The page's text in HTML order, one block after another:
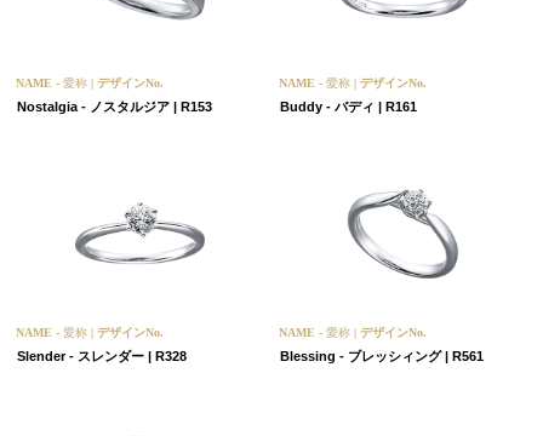
NAME -愛称 | デザインNo.
Nostalgia - ノスタルジア | R153
NAME -愛称 | デザインNo.
Buddy - バディ | R161
NAME -愛称 | デザインNo.
Slender - スレンダー | R328
NAME -愛称 | デザインNo.
Blessing - ブレッシィング | R561